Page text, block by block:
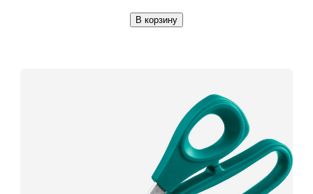
В корзину